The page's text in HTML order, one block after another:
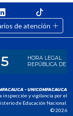
de atención
- UNICOMFACAUCA
inspección y vigilancia por el
de Educación Nacional.
© 2026